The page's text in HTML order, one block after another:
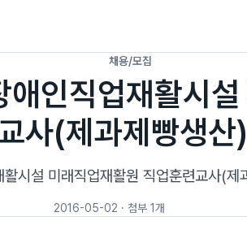
채용/모집
인직업재활시설
사(제과제빵생
시설 미래직업재활원 직업훈련교사(제
2016-05-02 · 첨부 1개